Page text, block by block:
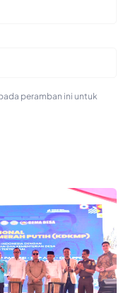
peramban ini untuk